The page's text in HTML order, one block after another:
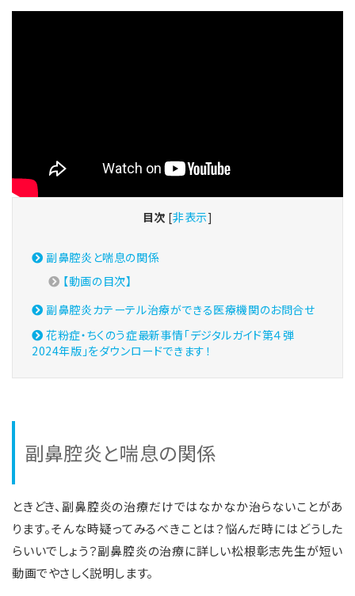
目次 [非表示]
副鼻腔炎と喘息の関係
【動画の目次】
副鼻腔炎カテーテル治療ができる医療機関のお問合せ
花粉症・ちくのう症最新事情「デジタルガイド第４弾
2024年版」をダウンロードできます！
副鼻腔炎と喘息の関係
ときどき、副鼻腔炎の治療だけではなかなか治らないことがあ
ります。そんな時疑ってみるべきことは？悩んだ時にはどうした
らいいでしょう？副鼻腔炎の治療に詳しい松根彰志先生が短い
動画でやさしく説明します。